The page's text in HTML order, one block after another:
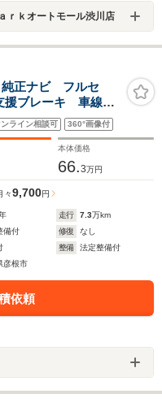
ｒｋオートモール渋川店
正ナビ フルセ
ブレーキ 車線逸
行車発進告知
モ AAC スマート
ライン相談可 360°画像付
本体価格
66.3万円
々9,700円
走行 7.3万km
備付 修復
なし
整備
法定整備付
彦根市
依頼